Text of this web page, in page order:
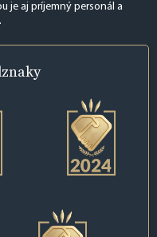
je aj príjemný personál a